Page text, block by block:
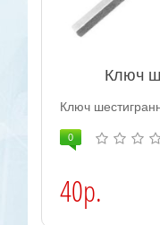
Ключ
Ключ
0
40р.